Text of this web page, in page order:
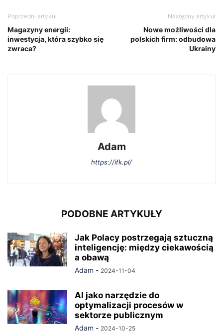
Poprzedni artykuł
Magazyny energii:
inwestycja, która szybko się
zwraca?
Następny artykuł
Nowe możliwości dla
polskich firm: odbudowa
Ukrainy
Adam
https://ifk.pl/
PODOBNE ARTYKUŁY
Jak Polacy postrzegają sztuczną
inteligencję: między ciekawością
a obawą
Adam - 2024-11-04
AI jako narzędzie do
optymalizacji procesów w
sektorze publicznym
Adam - 2024-10-25